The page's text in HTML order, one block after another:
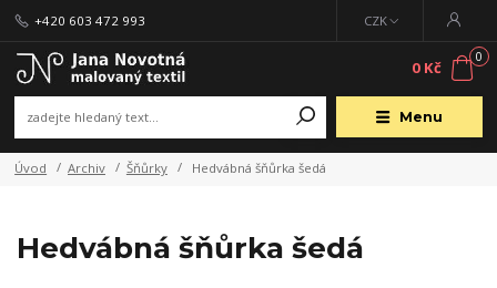
Menu
CZK
+420 603 472 993
0
0 Kč
Úvod Archiv Šňůrky Hedvábná šňůrka šedá
Hedvábná šňůrka šedá